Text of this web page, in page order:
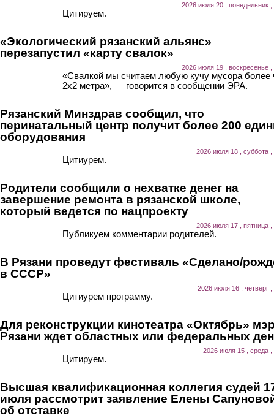
2026 июля 20 , понедельник ,
Цитируем.
«Экологический рязанский альянс»
перезапустил «карту свалок»
2026 июля 19 , воскресенье ,
«Свалкой мы считаем любую кучу мусора более
2х2 метра», — говорится в сообщении ЭРА.
Рязанский Минздрав сообщил, что
перинатальный центр получит более 200
оборудования
2026 июля 18 , суббота ,
Цитиурем.
Родители сообщили о нехватке денег на
завершение ремонта в рязанской школе,
который ведется по нацпроекту
2026 июля 17 , пятница ,
Публикуем комментарии родителей.
В Рязани проведут фестиваль «Сделано/
в СССР»
2026 июля 16 , четверг ,
Цитиурем программу.
Для реконструкции кинотеатра «Октябрь»
Рязани ждет областных или федеральных
2026 июля 15 , среда ,
Цитируем.
Высшая квалификационная коллегия судей
июля рассмотрит заявление Елены
об отставке